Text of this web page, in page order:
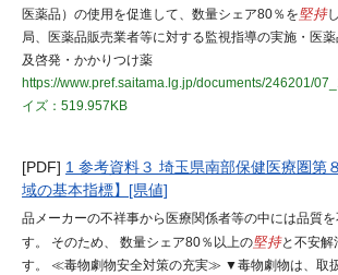
医薬品）の使用を促進して、数量シェア80％を堅持
局、医薬品販売業者等に対する監視指導の実施・医
及啓発・かかりつけ薬
https://www.pref.saitama.lg.jp/documents/246201/
イズ：519.957KB
[PDF] 1 参考資料３ 埼玉県南部保健医療圏第
域の基本指標】[県値]
品メーカーの不祥事から医療関係者等の中には品質
す。 そのため、 数量シェア80％以上の堅持と不安解
す。 ≪毒物劇物安全対策の充実≫ ▼毒物劇物は、取